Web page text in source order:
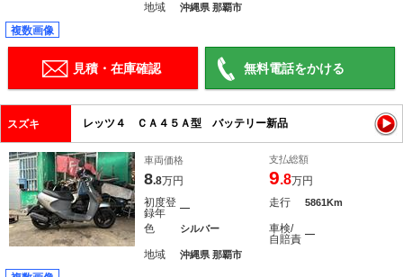
地域 沖縄県 那覇市
複数画像
見積・在庫確認 無料電話をかける
スズキ レッツ４ ＣＡ４５Ａ型 バッテリー新品
車両価格
8.8万円
支払総額
9.8万円
初度登
録年
― 走行 5861Km
色 シルバー
車検/
自賠責 ―
地域 沖縄県 那覇市